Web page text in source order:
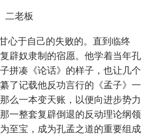
二老板
心于自己的失败的。直到临终
辟奴隶制的宿愿。他学着当年孔
拼凑《论话》的样子，也让几个
了记载他反功言行的《孟子》一
么一本变天账，以便向进步势力
一整套复辟倒退的反动理论纲领
至宝，成为孔孟之道的重要组成